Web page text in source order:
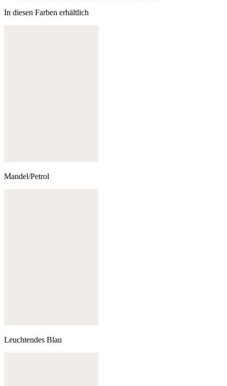
In diesen Farben erhältlich
Mandel/Petrol
Leuchtendes Blau